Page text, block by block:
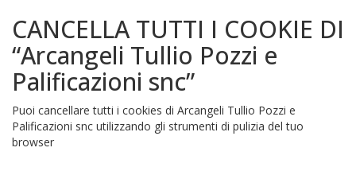
CANCELLA TUTTI I COOKIE DI
“Arcangeli Tullio Pozzi e
Palificazioni snc”
Puoi cancellare tutti i cookies di Arcangeli Tullio Pozzi e
Palificazioni snc utilizzando gli strumenti di pulizia del tuo
browser